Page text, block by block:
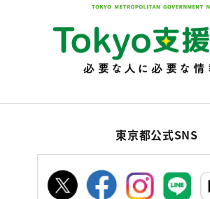
東京都公式SNS